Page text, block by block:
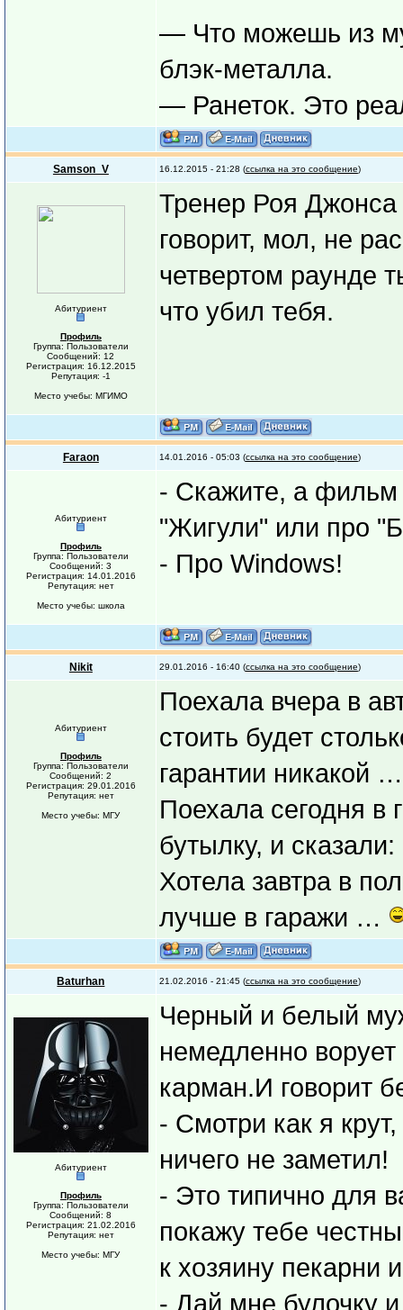
— Что можешь из
блэк-металла.
— Ранеток. Это
Samson_V 16.12.2015 - 21:28 (ссылка на это сообщение)
Абитуриент
Профиль
Группа: Пользователи
Сообщений: 12
Регистрация: 16.12.2015
Репутация: -1
Место учебы: МГИМО
Тренер Роя
говорит, мол, не
четвертом раунде
что убил тебя.
Faraon 14.01.2016 - 05:03 (ссылка на это сообщение)
Абитуриент
Профиль
Группа: Пользователи
Сообщений: 3
Регистрация: 14.01.2016
Репутация: нет
Место учебы: школа
- Скажите, а фильм
"Жигули" или про
- Про Windows!
Nikit 29.01.2016 - 16:40 (ссылка на это сообщение)
Абитуриент
Профиль
Группа: Пользователи
Сообщений: 2
Регистрация: 29.01.2016
Репутация: нет
Место учебы: МГУ
Поехала вчера в
стоить будет
гарантии никакой …
Поехала сегодня в
бутылку, и
Хотела завтра в
лучше в гаражи …
Baturhan 21.02.2016 - 21:45 (ссылка на это сообщение)
Абитуриент
Профиль
Группа: Пользователи
Сообщений: 8
Регистрация: 21.02.2016
Репутация: нет
Место учебы: МГУ
Черный и белый
немедленно
карман.И говорит
- Смотри как я
ничего не заметил!
- Это типично для
покажу тебе
к хозяину пекарни
- Дай мне булочку